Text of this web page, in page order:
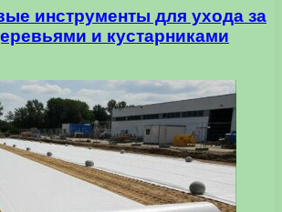
инструменты для ухода за
и кустарниками